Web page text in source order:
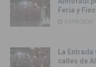
Feria y
03/08/2026
La
calles de